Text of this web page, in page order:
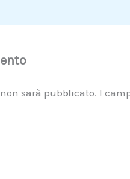
sarà pubblicato. I